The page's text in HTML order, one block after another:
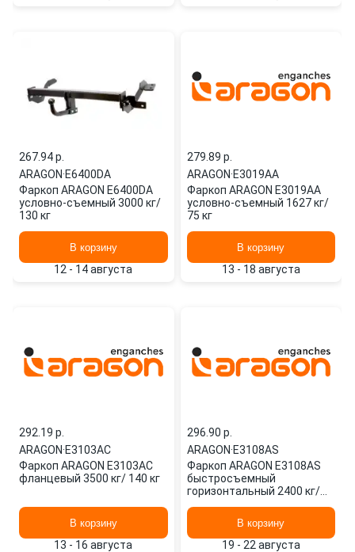
267.94 p.
ARAGON·E6400DA
Фаркоп ARAGON E6400DA
условно-съемный 3000 кг/
130 кг
В корзину
12 - 14 августа
279.89 p.
ARAGON·E3019AA
Фаркоп ARAGON E3019AA
условно-съемный 1627 кг/
75 кг
В корзину
13 - 18 августа
292.19 p.
ARAGON·E3103AC
Фаркоп ARAGON E3103AC
фланцевый 3500 кг/ 140 кг
В корзину
13 - 16 августа
296.90 p.
ARAGON·E3108AS
Фаркоп ARAGON E3108AS
быстросъемный
горизонтальный 2400 кг/
В корзину
19 - 22 августа